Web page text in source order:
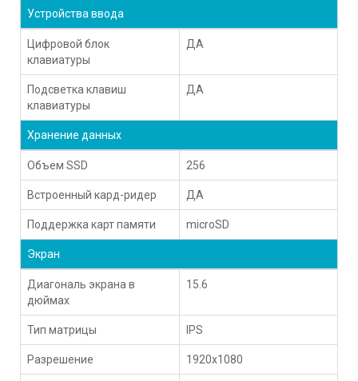
Устройства ввода
Цифровой блок
клавиатуры
ДА
Подсветка клавиш
клавиатуры
ДА
Хранение данных
Объем SSD 256
Встроенный кард-ридер ДА
Поддержка карт памяти microSD
Экран
Диагональ экрана в
дюймах
15.6
Тип матрицы IPS
Разрешение 1920x1080